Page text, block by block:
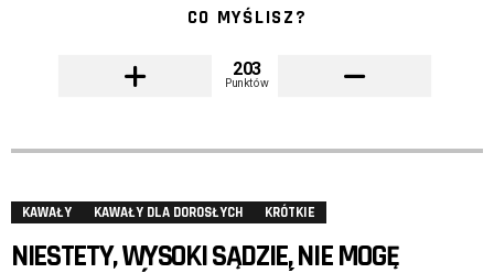
CO MYŚLISZ?
203
Punktów
KAWAŁY KAWAŁY DLA DOROSŁYCH KRÓTKIE
NIESTETY, WYSOKI SĄDZIE, NIE MOGĘ